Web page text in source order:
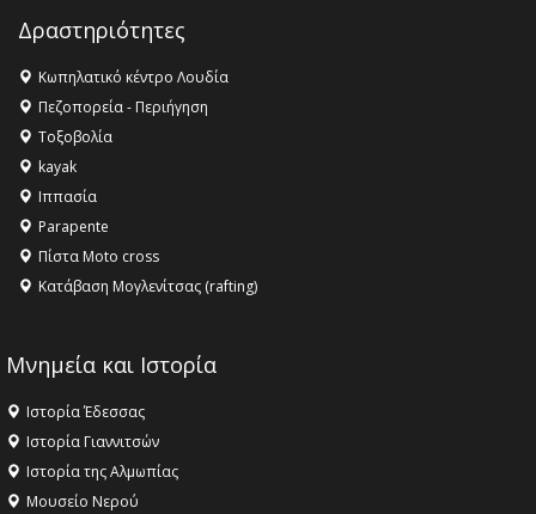
16:18 -ΕΝΟΡΙΑΚΕΣ ΚΑΛΟΚΑΙΡΙΝΕΣ ΔΡΑΣΕΙΣ ΓΙΑ ΠΑΙΔΙΑ
ΣΤΗΝ ΕΔΕΣΣΑ
16:15 -Εργασίες συντήρησης οδοφωτισμού στην Ενωτική
Οδό Σίνδου από την Περιφέρεια Κεντρικής Μακεδονίας
11:36 -Λάκης Βασιλειάδης, Συνέντευξη PellaFm 103,3 για
το Μουσείο της Πέλλας, Λουτρά Πόζαρ και Χιονοδρομικό
18:09 -
όμορφο θερινό σινεμά της Ελλάδας!
Δραστηριότητες
Κωπηλατικό κέντρο Λουδία
Πεζοπορεία - Περιήγηση
Τοξοβολία
kayak
Ιππασία
Parapente
Πίστα Moto cross
Κατάβαση Μογλενίτσας (rafting)
Μνημεία και Ιστορία
Ιστορία Έδεσσας
Ιστορία Γιαννιτσών
Ιστορία της Αλμωπίας
Μουσείο Νερού